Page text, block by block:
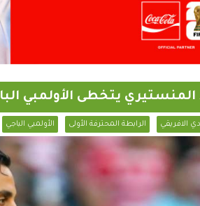
المنستيري يتخطى الأولمبي
الافريقي الرابطة المحترفة الأولى الأولمبي الباجي